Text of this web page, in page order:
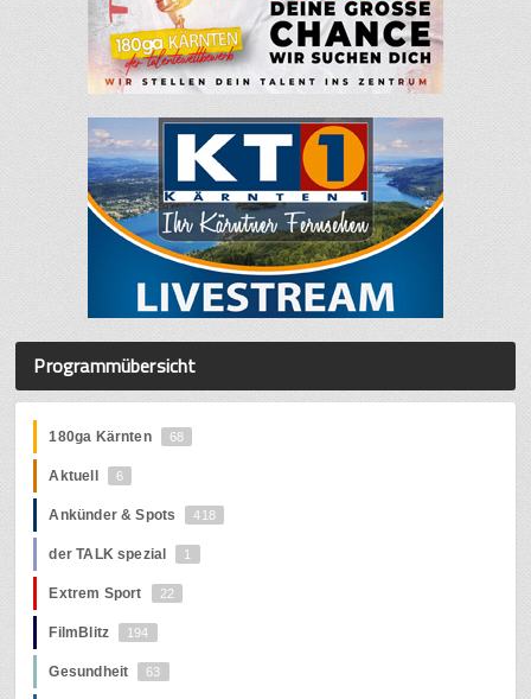
Programmübersicht
180ga Kärnten 68
Aktuell 6
Ankünder & Spots 418
der TALK spezial 1
Extrem Sport 22
FilmBlitz 194
Gesundheit 63